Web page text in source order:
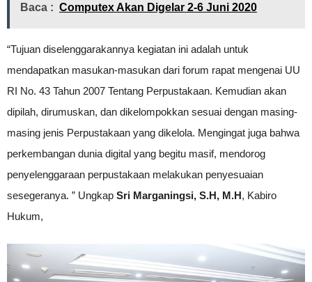
Baca : Computex Akan Digelar 2-6 Juni 2020
“Tujuan diselenggarakannya kegiatan ini adalah untuk
mendapatkan masukan-masukan dari forum rapat mengenai UU
RI No. 43 Tahun 2007 Tentang Perpustakaan. Kemudian akan
dipilah, dirumuskan, dan dikelompokkan sesuai dengan masing-
masing jenis Perpustakaan yang dikelola. Mengingat juga bahwa
perkembangan dunia digital yang begitu masif, mendorog
penyelenggaraan perpustakaan melakukan penyesuaian
sesegeranya. ” Ungkap Sri Marganingsi, S.H, M.H, Kabiro
Hukum,